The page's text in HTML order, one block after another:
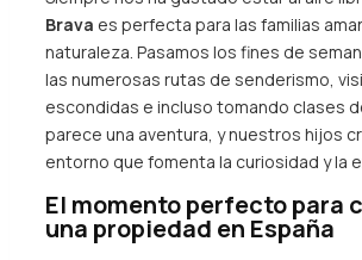
Brava es perfecta para las familias
naturaleza. Pasamos los fines de
las numerosas rutas de senderismo,
escondidas e incluso tomando clases
parece una aventura, y nuestros hijos
entorno que fomenta la curiosidad y la
El momento perfecto para
una propiedad en España